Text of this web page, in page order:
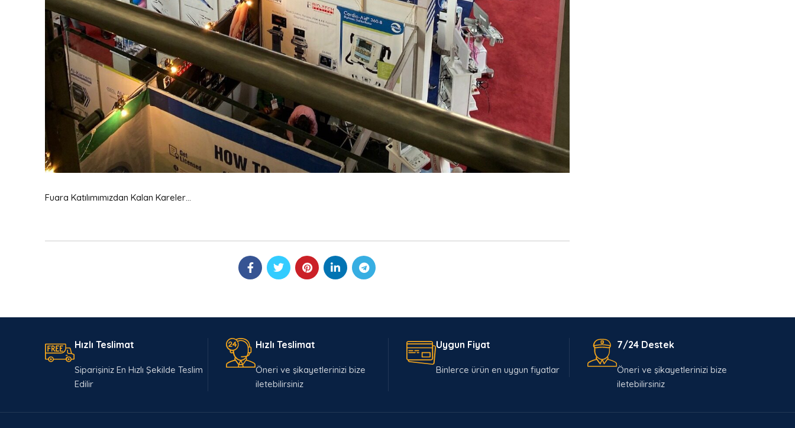
Fuara Katılımımızdan Kalan Kareler…
Hızlı Teslimat
Siparişiniz En Hızlı Şekilde Teslim
Edilir
Hızlı Teslimat
Öneri ve şikayetlerinizi bize
iletebilirsiniz
Uygun Fiyat
Binlerce ürün en uygun fiyatlar
7/24 Destek
Öneri ve şikayetlerinizi bize
iletebilirsiniz